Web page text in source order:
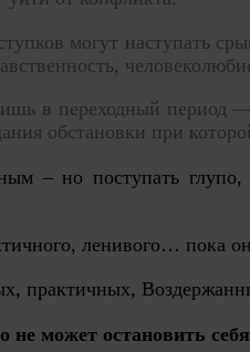
могут наступать
в переходный период
обстановки при
– но поступать
ленивого… пока
практичных,
не может остановить